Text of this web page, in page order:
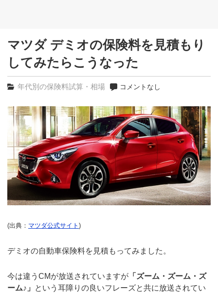
マツダ デミオの保険料を見積もり
してみたらこうなった
年代別の保険料試算・相場 コメントなし
(出典： マツダ公式サイト )
デミオの自動車保険料を見積もってみました。
今は違うCMが放送されていますが 「ズーム・ズーム・ズ
ーム♪」
という耳障りの良いフレーズと共に放送されてい